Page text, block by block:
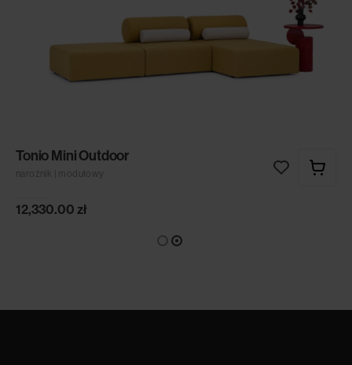
Tonio Mini Outdoor
narożnik | modułowy
12,330.00 zł